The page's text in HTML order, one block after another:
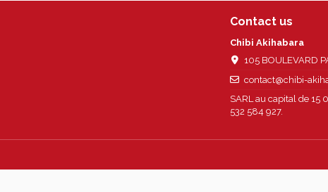
Contact us
Chibi Akihabara
105 BOULEVARD
contact@chibi-
SARL au capital de 15
532 584 927.